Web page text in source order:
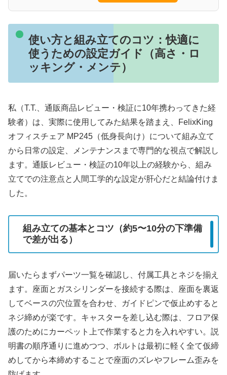
使い方と組み立てのコツ：快適に
使うための設定ガイド（高さ・ロ
ッキング・メンテ）
私（T.T.、通販商品レビュー・検証に10年携わってきた経
験者）は、実際に使用してみた結果を踏まえ、FelixKing
オフィスチェア MP245（低身長向け）について組み立て
から日常の設定、メンテナンスまで専門的な視点で解説し
ます。通販レビュー・検証の10年以上の経験から、組み
立てでの注意点と人間工学的な設定が肝心だと結論付けま
した。
組み立ての基本とコツ（約5〜10分の下準備
で差が出る）
届いたらまずパーツ一覧を確認し、付属工具とネジを揃え
ます。座面とガスシリンダーを接続する際は、座面を裏返
してベースの穴位置を合わせ、ガイドピンで仮止めすると
ネジ締めが楽です。キャスターを差し込む際は、フロア保
護のためにカーペット上で作業すると力を入れやすい。説
明書の順序通りに進めつつ、ボルトは最初に軽く全て仮締
めしてから本締めすることで座面のズレやフレーム歪みを